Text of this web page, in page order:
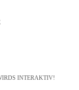
INTERAKTIV!